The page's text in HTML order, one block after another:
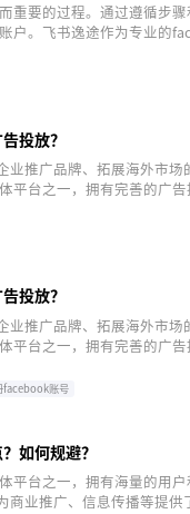
重要的过程。通过遵循步
户。飞书逸途作为专业的
投放？
推广品牌、拓展海外市场
平台之一，拥有完善的广
投放？
推广品牌、拓展海外市场
平台之一，拥有完善的广
facebook账号
如何规避？
平台之一，拥有海量的用
商业推广、信息传播等提供